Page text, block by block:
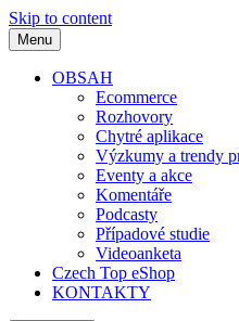
Skip to content
Menu
OBSAH
Ecommerce
Rozhovory
Chytré aplikace
Výzkumy a trendy
Eventy a akce
Komentáře
Podcasty
Případové studie
Videoanketa
Czech Top eShop
KONTAKTY